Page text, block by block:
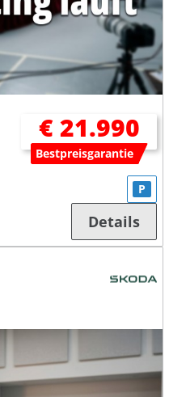
€ 21.990
Bestpreisgarantie
P
Details